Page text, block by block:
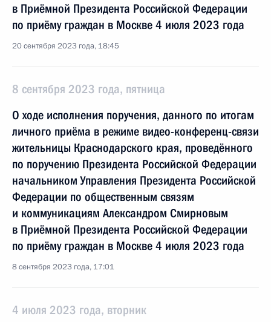
в Приёмной Президента Российской Федерации
по приёму граждан в Москве 4 июля 2023 года
20 сентября 2023 года, 18:45
8 сентября 2023 года, пятница
О ходе исполнения поручения, данного по итогам
личного приёма в режиме видео-конференц-связи
жительницы Краснодарского края, проведённого
по поручению Президента Российской Федерации
начальником Управления Президента Российской
Федерации по общественным связям
и коммуникациям Александром Смирновым
в Приёмной Президента Российской Федерации
по приёму граждан в Москве 4 июля 2023 года
8 сентября 2023 года, 17:01
4 июля 2023 года, вторник